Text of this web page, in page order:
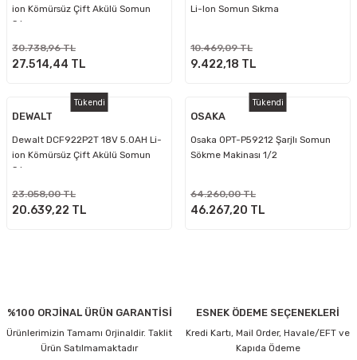
ion Kömürsüz Çift Akülü Somun
Sıkma
30.738,96 TL
27.514,44 TL
Li-Ion Somun Sıkma
10.469,09 TL
9.422,18 TL
Tükendi
DEWALT
Dewalt DCF922P2T 18V 5.0AH Li-
ion Kömürsüz Çift Akülü Somun
Sıkma
23.058,00 TL
20.639,22 TL
Tükendi
OSAKA
Osaka OPT-P59212 Şarjlı Somun
Sökme Makinası 1/2
64.260,00 TL
46.267,20 TL
%100 ORJİNAL ÜRÜN GARANTİSİ
Ürünlerimizin Tamamı Orjinaldir. Taklit
Ürün Satılmamaktadır
ESNEK ÖDEME SEÇENEKLERİ
Kredi Kartı, Mail Order, Havale/EFT ve
Kapıda Ödeme